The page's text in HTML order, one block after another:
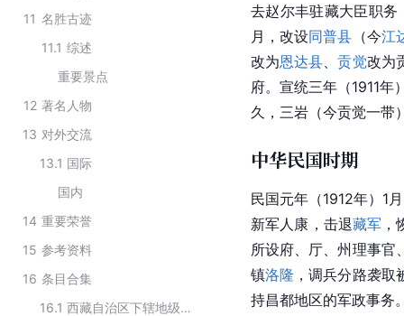
11 名胜古迹
11.1 综述
重要景点
12 著名人物
13 对外交流
13.1 国际
国内
14 重要荣誉
15 参考资料
16 条目合集
16.1
西藏自治区下辖地级行政区划
去赵尔丰驻藏大臣职
月，改设同普县 （今江
改为恩达县 、贡觉改为
府。宣统三年（1911年
久， 三岩 （今贡觉一
中华民国时期
民国元年（1912年）1
新军人康，击退藏军
所设府、厅、州理事官
镇洛隆 ，调兵分路袭取
持昌都地区的军政事务